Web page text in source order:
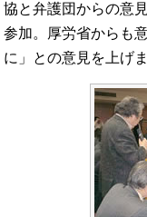
協と弁護団からの意
参加。厚労省からも
に」との意見を上げま